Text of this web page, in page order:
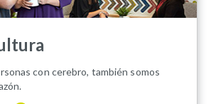
con cerebro, también somos